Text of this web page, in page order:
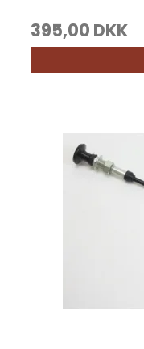
395,00 DKK